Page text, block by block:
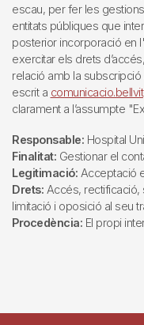
escau, per fer les
entitats públiques que
posterior incorporació en
exercitar els drets
relació amb la subscripció
escrit a
clarament a l’assumpte
Responsable: Hospital
Finalitat: Gestionar el
Legitimació: Acceptació
Drets: Accés, rectificació,
limitació i oposició al seu
Procedència: El propi